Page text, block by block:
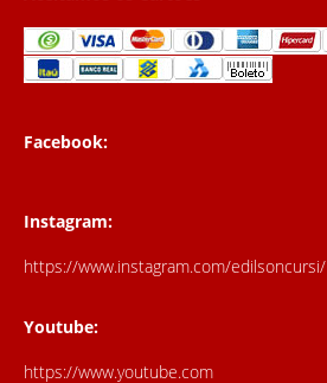
Facebook:
Instagram:
https://www.instagram.com/edilsoncursi/
Youtube:
https://www.youtube.com